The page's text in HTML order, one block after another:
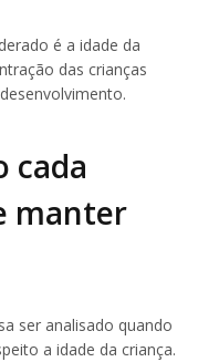
é a idade da
das crianças
cada
manter
ser analisado quando
a idade da criança.